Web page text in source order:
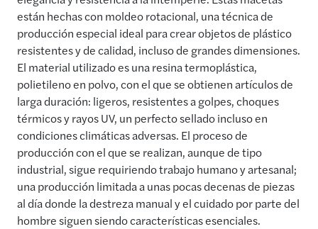
están hechas con moldeo rotacional, una técnica de
producción especial ideal para crear objetos de plástico
resistentes y de calidad, incluso de grandes dimensiones.
El material utilizado es una resina termoplástica,
polietileno en polvo, con el que se obtienen artículos de
larga duración: ligeros, resistentes a golpes, choques
térmicos y rayos UV, un perfecto sellado incluso en
condiciones climáticas adversas. El proceso de
producción con el que se realizan, aunque de tipo
industrial, sigue requiriendo trabajo humano y artesanal;
una producción limitada a unas pocas decenas de piezas
al día donde la destreza manual y el cuidado por parte del
hombre siguen siendo características esenciales.